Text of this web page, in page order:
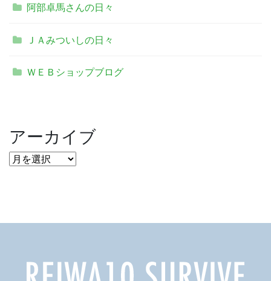
阿部卓馬さんの日々
ＪＡみついしの日々
ＷＥＢショップブログ
アーカイブ
ア